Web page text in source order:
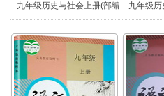
九年级历史与社会上册(部编
版)
九年级